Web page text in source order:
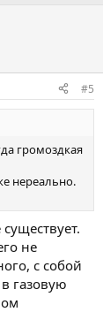
#5
громоздкая
нереально.
не
с собой
газовую